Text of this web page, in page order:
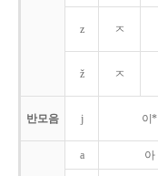
z ㅈ
ž ㅈ
반모음 j 이*
a 아